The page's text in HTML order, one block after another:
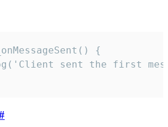
{
sent the first